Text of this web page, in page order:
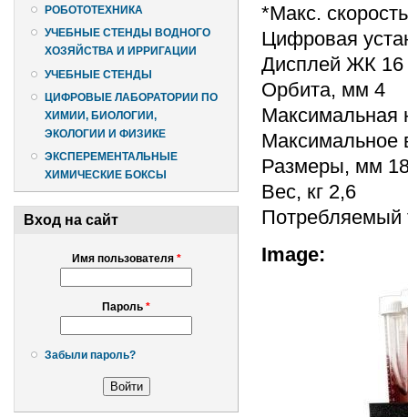
РОБОТОТЕХНИКА
УЧЕБНЫЕ СТЕНДЫ ВОДНОГО
ХОЗЯЙСТВА И ИРРИГАЦИИ
УЧЕБНЫЕ СТЕНДЫ
ЦИФРОВЫЕ ЛАБОРАТОРИИ ПО
ХИМИИ, БИОЛОГИИ,
ЭКОЛОГИИ И ФИЗИКЕ
ЭКСПЕРЕМЕНТАЛЬНЫЕ
ХИМИЧЕСКИЕ БОКСЫ
Вход на сайт
Имя пользователя *
Пароль *
Забыли пароль?
*Макс.
Цифровая
Дисплей ЖК 16
Орбита, мм 4
Максимальная
Максимальное
Размеры, мм
Вес, кг 2,6
Потребляемый
Image: